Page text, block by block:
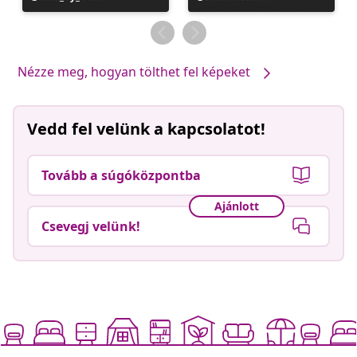
közzétevője
közzétevője
Nézze meg, hogyan tölthet fel képeket
Vedd fel velünk a kapcsolatot!
Tovább a súgóközpontba
Ajánlott
Csevegj velünk!